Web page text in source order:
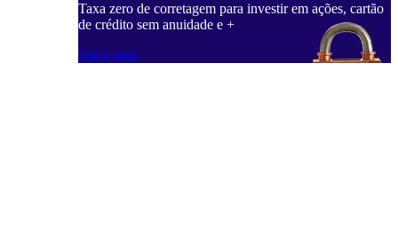
Taxa zero de corretagem para investir em ações, cartão
de crédito sem anuidade e +
Saiba mais